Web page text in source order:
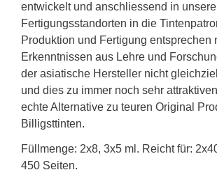
entwickelt und anschliessend in
Fertigungsstandorten in die
Produktion und Fertigung entsprechen
Erkenntnissen aus Lehre und
der asiatische Hersteller nicht
und dies zu immer noch sehr
echte Alternative zu teuren Original
Billigsttinten.
Füllmenge: 2x8, 3x5 ml. Reicht für:
450 Seiten.